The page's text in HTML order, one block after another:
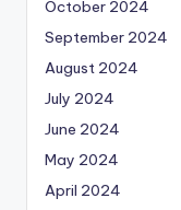
October 2024
September 2024
August 2024
July 2024
June 2024
May 2024
April 2024